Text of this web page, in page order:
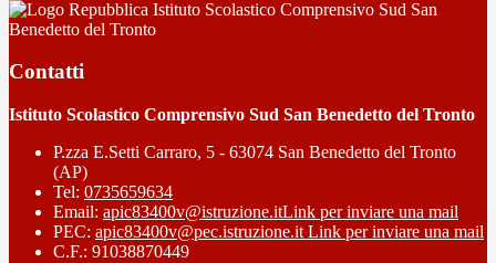
Istituto Scolastico Comprensivo Sud San
Benedetto del Tronto
Contatti
Istituto Scolastico Comprensivo Sud San Benedetto del Tronto
P.zza E.Setti Carraro, 5 - 63074 San Benedetto del Tronto
(AP)
Tel: 0735659634
Email: apic83400v@istruzione.itLink per inviare una mail
PEC: apic83400v@pec.istruzione.it Link per inviare una mail
C.F.: 91038870449